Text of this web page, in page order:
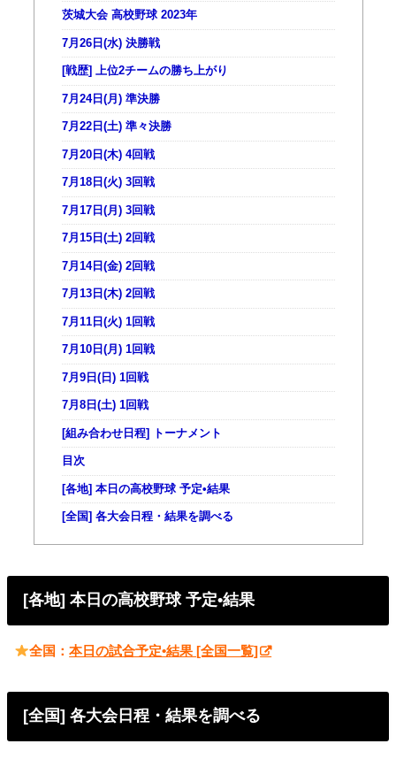
茨城大会 高校野球 2023年
7月26日(水) 決勝戦
[戦歴] 上位2チームの勝ち上がり
7月24日(月) 準決勝
7月22日(土) 準々決勝
7月20日(木) 4回戦
7月18日(火) 3回戦
7月17日(月) 3回戦
7月15日(土) 2回戦
7月14日(金) 2回戦
7月13日(木) 2回戦
7月11日(火) 1回戦
7月10日(月) 1回戦
7月9日(日) 1回戦
7月8日(土) 1回戦
[組み合わせ日程] トーナメント
目次
[各地] 本日の高校野球 予定•結果
[全国] 各大会日程・結果を調べる
[各地] 本日の高校野球 予定•結果
全国：本日の試合予定•結果 [全国一覧]
[全国] 各大会日程・結果を調べる